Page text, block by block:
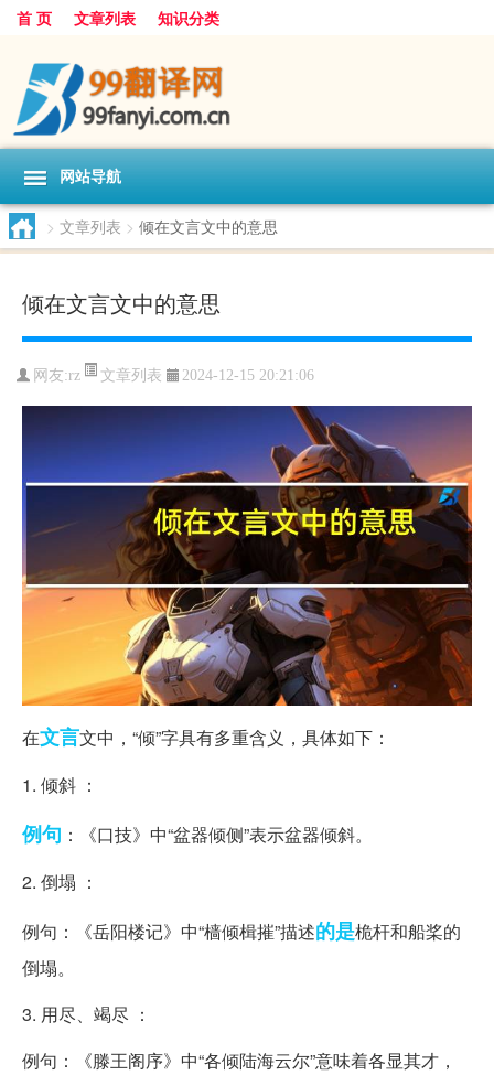
首 页 文章列表 知识分类
网站导航
> 文章列表 > 倾在文言文中的意思
倾在文言文中的意思
网友:rz 文章列表 2024-12-15 20:21:06
在文言文中，“倾”字具有多重含义，具体如下：
1. 倾斜 ：
例句 ：《口技》中“盆器倾侧”表示盆器倾斜。
2. 倒塌 ：
例句：《岳阳楼记》中“樯倾楫摧”描述的是桅杆和船桨的
倒塌。
3. 用尽、竭尽 ：
例句：《滕王阁序》中“各倾陆海云尔”意味着各显其才，